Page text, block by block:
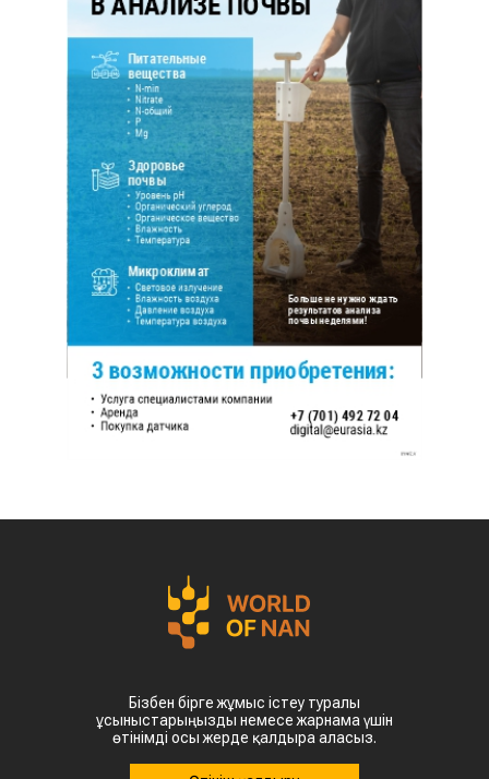
Бізбен бірге жұмыс істеу туралы
ұсыныстарыңызды немесе жарнама үшін
өтінімді осы жерде қалдыра аласыз.